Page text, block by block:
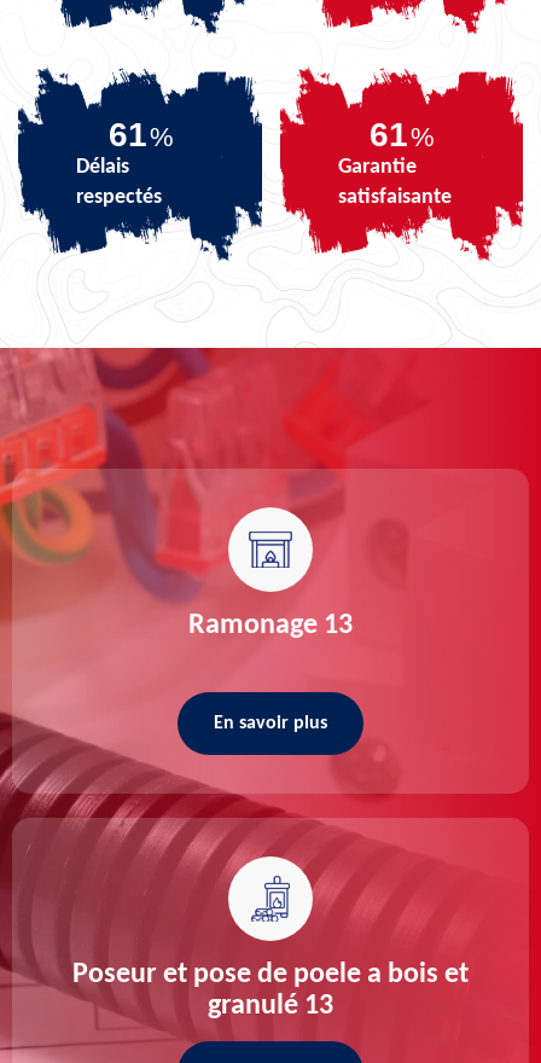
74%
Délais
respectés
74%
Garantie
satisfaisante
Ramonage 13
En savoir plus
Poseur et pose de poele a bois et
granulé 13